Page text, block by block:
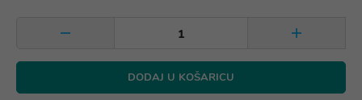
DODAJ U KOŠARICU